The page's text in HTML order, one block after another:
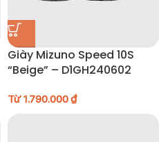
Giày Mizuno Speed 10S
“Beige” – D1GH240602
Từ1.790.000₫